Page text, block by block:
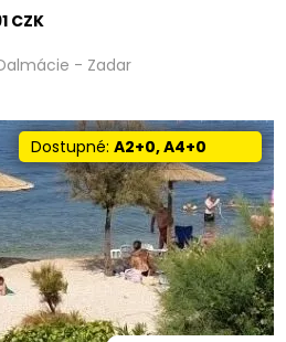
CZK
- Zadar
Dostupné:A2+0, A4+0